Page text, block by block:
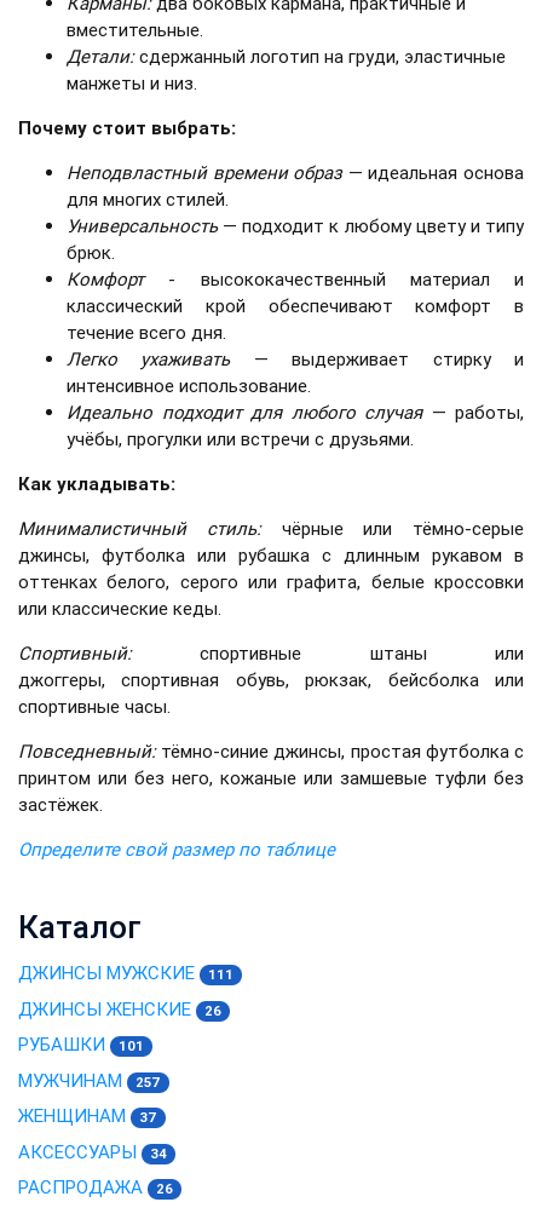
вместительные.
Детали:сдержанный логотип на груди, эластичные
манжеты и низ.
Почему стоит выбрать:
Неподвластный времени образ— идеальная основа
для многих стилей.
Универсальность— подходит к любому цвету и типу
брюк.
Комфорт- высококачественный материал и
классический крой обеспечивают комфорт в
течение всего дня.
Легко ухаживать— выдерживает стирку и
интенсивное использование.
Идеально подходит для любого случая— работы,
учёбы, прогулки или встречи с друзьями.
Как укладывать:
Минималистичный стиль: чёрные или тёмно-серые
джинсы, футболка или рубашка с длинным рукавом в
оттенках белого, серого или графита, белые кроссовки
или классические кеды.
Спортивный:спортивные штаны или
джоггеры, спортивная обувь, рюкзак, бейсболка или
спортивные часы.
Повседневный: тёмно-синие джинсы, простая футболка с
принтом или без него, кожаные или замшевые туфли без
застёжек.
Определите свой размер по таблице
Каталог
ДЖИНСЫ МУЖСКИЕ 111
ДЖИНСЫ ЖЕНСКИЕ 26
РУБАШКИ 101
МУЖЧИНАМ 257
ЖЕНЩИНАМ 37
АКСЕССУАРЫ 34
РАСПРОДАЖА 26